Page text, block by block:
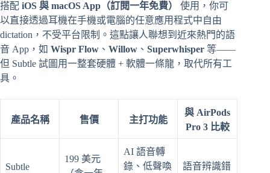
搭配 iOS 與 macOS App（訂閱一年免費）
使用，你可
以直接透過耳機在手機或電腦的任意應用程式中自由
dictation，不受平台限制。這點讓人聯想到近來熱門的語
音 App，如 Wispr Flow 、 Willow 、 Superwhisper 等——
但 Subtle 試圖用一整套硬體 + 軟體一條龍，取代所有工
具。
產品名稱 售價 主打功能
與 AirPods
Pro 3 比較
Subtle
199 美元
AI 語音轉
錄、低聲喚
語音辨識錯